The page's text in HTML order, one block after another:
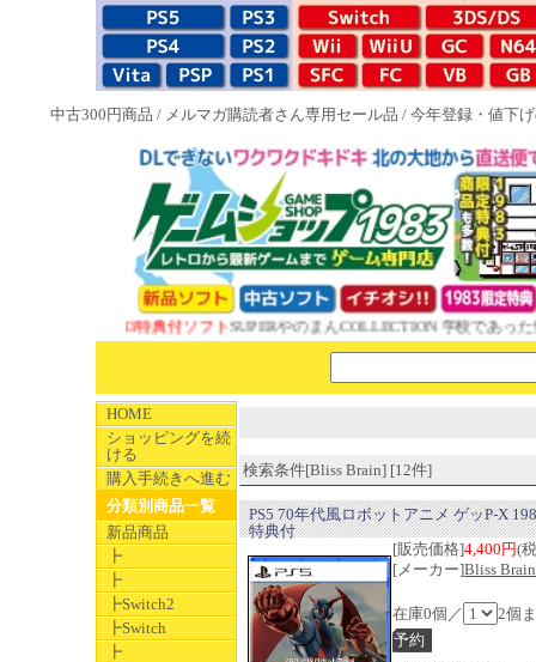
中古300円商品 / メルマガ購読者さん専用セール品 / 今年登録・値下
NEW 1983特典付ソフトSUPERやのまんCOLLECTION 学校であった怖い
HOME
ショッピングを続
ける
購入手続きへ進む
分類別商品一覧
新品商品
┣
┣
┣Switch2
┣Switch
┣
検索条件[Bliss Brain] [12件]
PS5 70年代風ロボットアニメ ゲッP-X
特典付
[販売価格]4,400円(
[メーカー]Bliss Brain
在庫0個／ 2個